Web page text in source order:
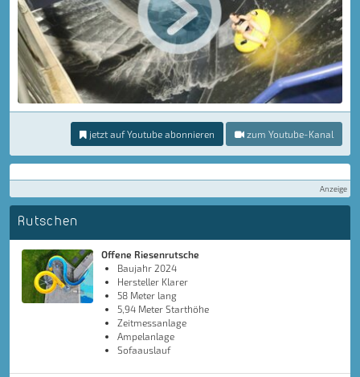
jetzt auf Youtube abonnieren zum Youtube-Kanal
Anzeige
Rutschen
Offene Riesenrutsche
Baujahr 2024
Hersteller Klarer
58 Meter lang
5,94 Meter Starthöhe
Zeitmessanlage
Ampelanlage
Sofaauslauf